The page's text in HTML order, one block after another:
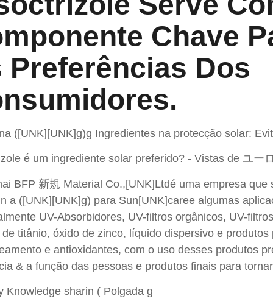
Chave
Preferências Dos
([UNK][UNK]g)g Ingredientes na protecção solar:
é um ingrediente solar preferido? - Vistas de ユー
BFP 新規 Material Co.,[UNK]Ltdé uma empresa
a ([UNK][UNK]g) para Sun[UNK]caree algumas
UV-Absorbidores, UV-filtros orgânicos, UV-
titânio, óxido de zinco, líquido dispersivo e
e antioxidantes, com o uso desses produtos
& a função das pessoas e produtos finais para
Knowledge sharin ( Polgada g